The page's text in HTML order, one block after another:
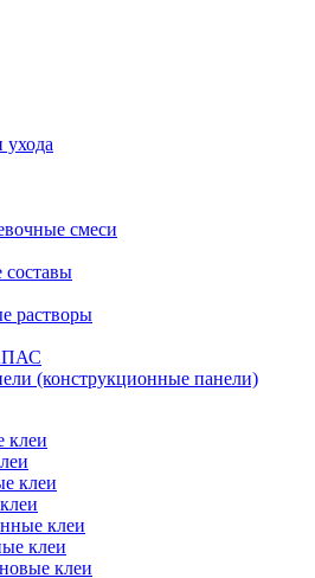
ухода
смеси
растворы
(конструкционные панели)
клеи